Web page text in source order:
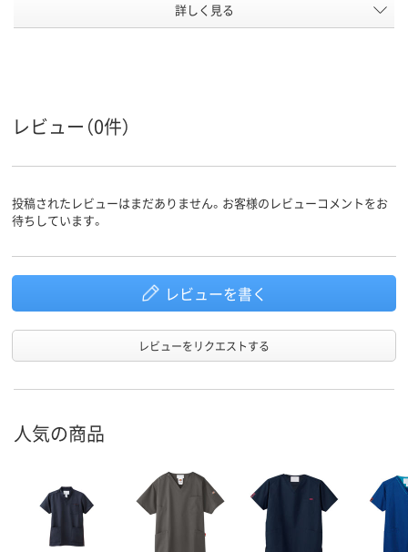
L
詳しく見る
レビュー（0件）
投稿されたレビューはまだありません。お客様のレビューコメントをお
待ちしています。
レビューを書く
レビューをリクエストする
人気の商品